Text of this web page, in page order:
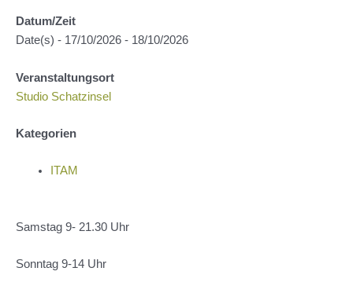
Datum/Zeit
Date(s) - 17/10/2026 - 18/10/2026
Veranstaltungsort
Studio Schatzinsel
Kategorien
ITAM
Samstag 9- 21.30 Uhr
Sonntag 9-14 Uhr